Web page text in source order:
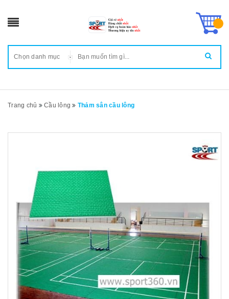
Chọn danh mục
Trang chủ Cầu lông Thảm sân cầu lông